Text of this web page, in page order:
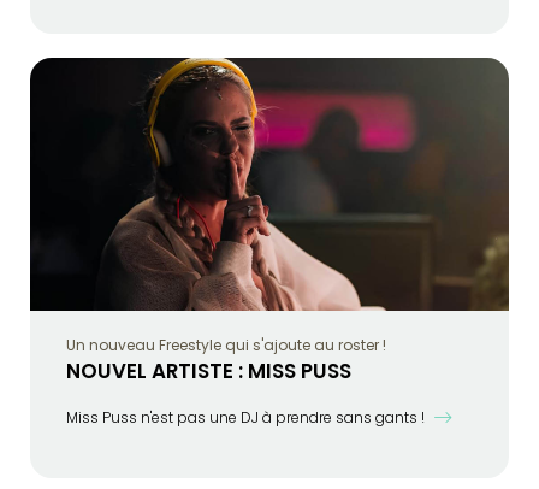
Un nouveau Freestyle qui s'ajoute au roster !
NOUVEL ARTISTE : MISS PUSS
Miss Puss n'est pas une DJ à prendre sans gants !